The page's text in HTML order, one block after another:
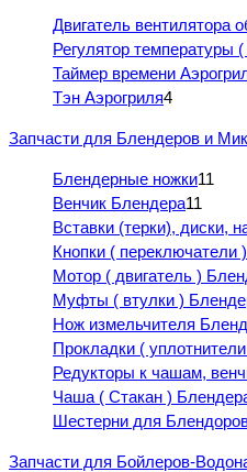
Двигатель вентилятора
Регулятор температуры
Таймер времени
Тэн Аэрогриля4
Запчасти для Блендеров и
Блендерные ножки11
Венчик Блендера11
Вставки (терки), диски,
Кнопки (
Мотор ( двигатель )
Муфты ( втулки )
Нож измельчителя
Прокладки (
Редукторы к чашам,
Чаша ( Стакан )
Шестерни для
Запчасти для Бойлеров-